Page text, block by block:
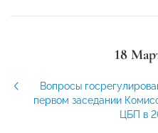
18
Вопросы
первом заседании
ЦБП в